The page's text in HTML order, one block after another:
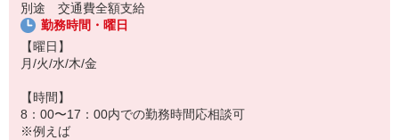
別途 交通費全額支給
勤務時間・曜日
【曜日】
月/火/水/木/金
【時間】
8：00〜17：00内での勤務時間応相談可
※例えば